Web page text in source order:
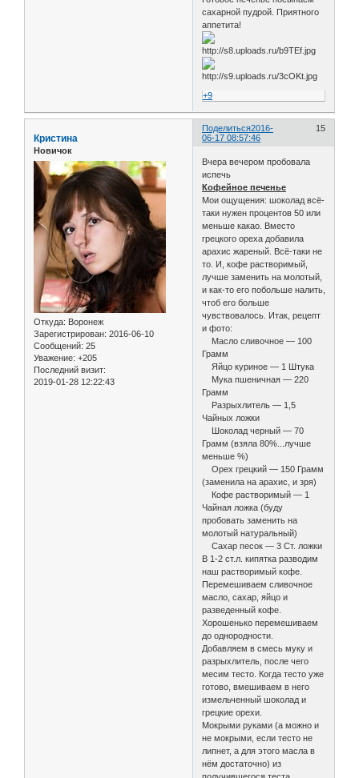
сахарной пудрой. Приятного
аппетита!
+9
Поделиться 15
2016-
06-17 08:57:46
Кристина
Новичок
Откуда: Воронеж
Зарегистрирован: 2016-06-10
Сообщений: 25
Уважение: +205
Последний визит:
2019-01-28 12:22:43
Вчера вечером пробовала
испечь
Кофейное печенье
Мои ощущения: шоколад всё-
таки нужен процентов 50 или
меньше какао. Вместо
грецкого ореха добавила
арахис жареный. Всё-таки не
то. И, кофе растворимый,
лучше заменить на молотый,
и как-то его побольше налить,
чтоб его больше
чувствовалось. Итак, рецепт
и фото:
Масло сливочное — 100
Грамм
Яйцо куриное — 1 Штука
Мука пшеничная — 220
Грамм
Разрыхлитель — 1,5
Чайных ложки
Шоколад черный — 70
Грамм (взяла 80%...лучше
меньше %)
Орех грецкий — 150 Грамм
(заменила на арахис, и зря)
Кофе растворимый — 1
Чайная ложка (буду
пробовать заменить на
молотый натуральный)
Сахар песок — 3 Ст. ложки
В 1-2 ст.л. кипятка разводим
наш растворимый кофе.
Перемешиваем сливочное
масло, сахар, яйцо и
разведенный кофе.
Хорошенько перемешиваем
до однородности.
Добавляем в смесь муку и
разрыхлитель, после чего
месим тесто. Когда тесто уже
готово, вмешиваем в него
измельченный шоколад и
грецкие орехи.
Мокрыми руками (а можно и
не мокрыми, если тесто не
липнет, а для этого масла в
нём достаточно) из